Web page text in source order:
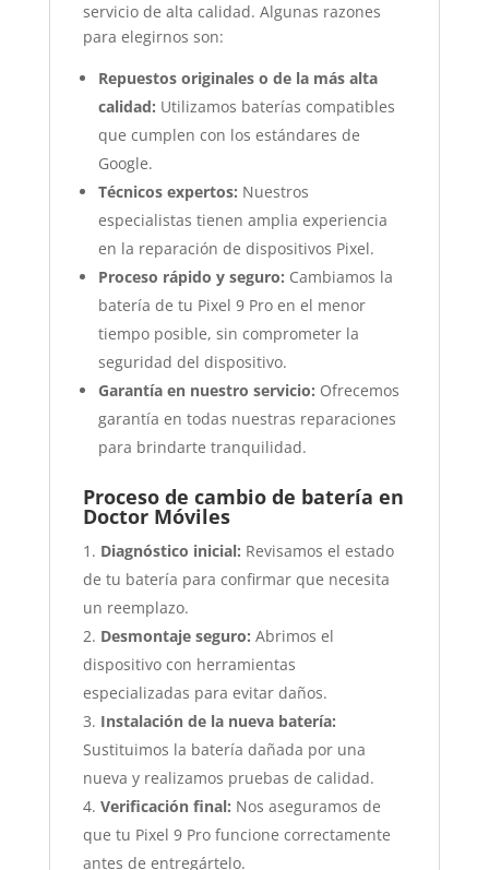
servicio de alta calidad. Algunas razones
para elegirnos son:
Repuestos originales o de la más alta
calidad: Utilizamos baterías compatibles
que cumplen con los estándares de
Google.
Técnicos expertos: Nuestros
especialistas tienen amplia experiencia
en la reparación de dispositivos Pixel.
Proceso rápido y seguro: Cambiamos la
batería de tu Pixel 9 Pro en el menor
tiempo posible, sin comprometer la
seguridad del dispositivo.
Garantía en nuestro servicio: Ofrecemos
garantía en todas nuestras reparaciones
para brindarte tranquilidad.
Proceso de cambio de batería en
Doctor Móviles
Diagnóstico inicial: Revisamos el estado
de tu batería para confirmar que necesita
un reemplazo.
Desmontaje seguro: Abrimos el
dispositivo con herramientas
especializadas para evitar daños.
Instalación de la nueva batería:
Sustituimos la batería dañada por una
nueva y realizamos pruebas de calidad.
Verificación final: Nos aseguramos de
que tu Pixel 9 Pro funcione correctamente
antes de entregártelo.